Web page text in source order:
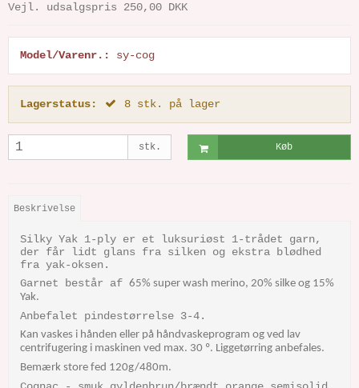
Vejl. udsalgspris 250,00 DKK
Model/Varenr.: sy-cog
Lagerstatus: 8 stk. på lager
stk. Køb
Beskrivelse
Silky Yak 1-ply er et luksuriøst 1-trådet garn,
der får lidt glans fra silken og ekstra blødhed
fra yak-oksen.
Garnet består af 65% super wash merino, 20% silke og 15%
Yak.
Anbefalet pindestørrelse 3-4.
Kan vaskes i hånden eller på håndvaskeprogram og ved lav
centrifugering i maskinen ved max. 30 º. Liggetørring anbefales.
Bemærk store fed 120g/480m.